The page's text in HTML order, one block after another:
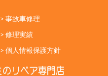
> 事故車修理
> 修理実績
> 個人情報保護方針